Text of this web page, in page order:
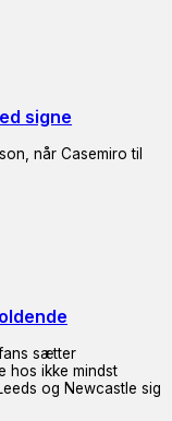
signe
når Casemiro til
sætter
hos ikke mindst
og Newcastle sig